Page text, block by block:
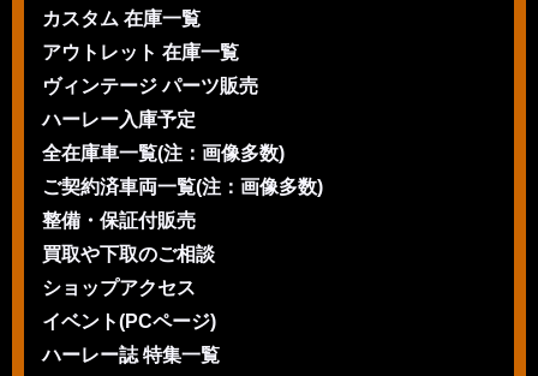
カスタム 在庫一覧
アウトレット 在庫一覧
ヴィンテージ パーツ販売
ハーレー入庫予定
全在庫車一覧(注：画像多数)
ご契約済車両一覧(注：画像多数)
整備・保証付販売
買取や下取のご相談
ショップアクセス
イベント(PCページ)
ハーレー誌 特集一覧